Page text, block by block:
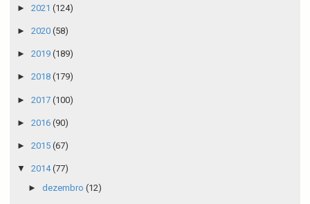
► 2021 (124)
► 2020 (58)
► 2019 (189)
► 2018 (179)
► 2017 (100)
► 2016 (90)
► 2015 (67)
▼ 2014(77)
► dezembro (12)